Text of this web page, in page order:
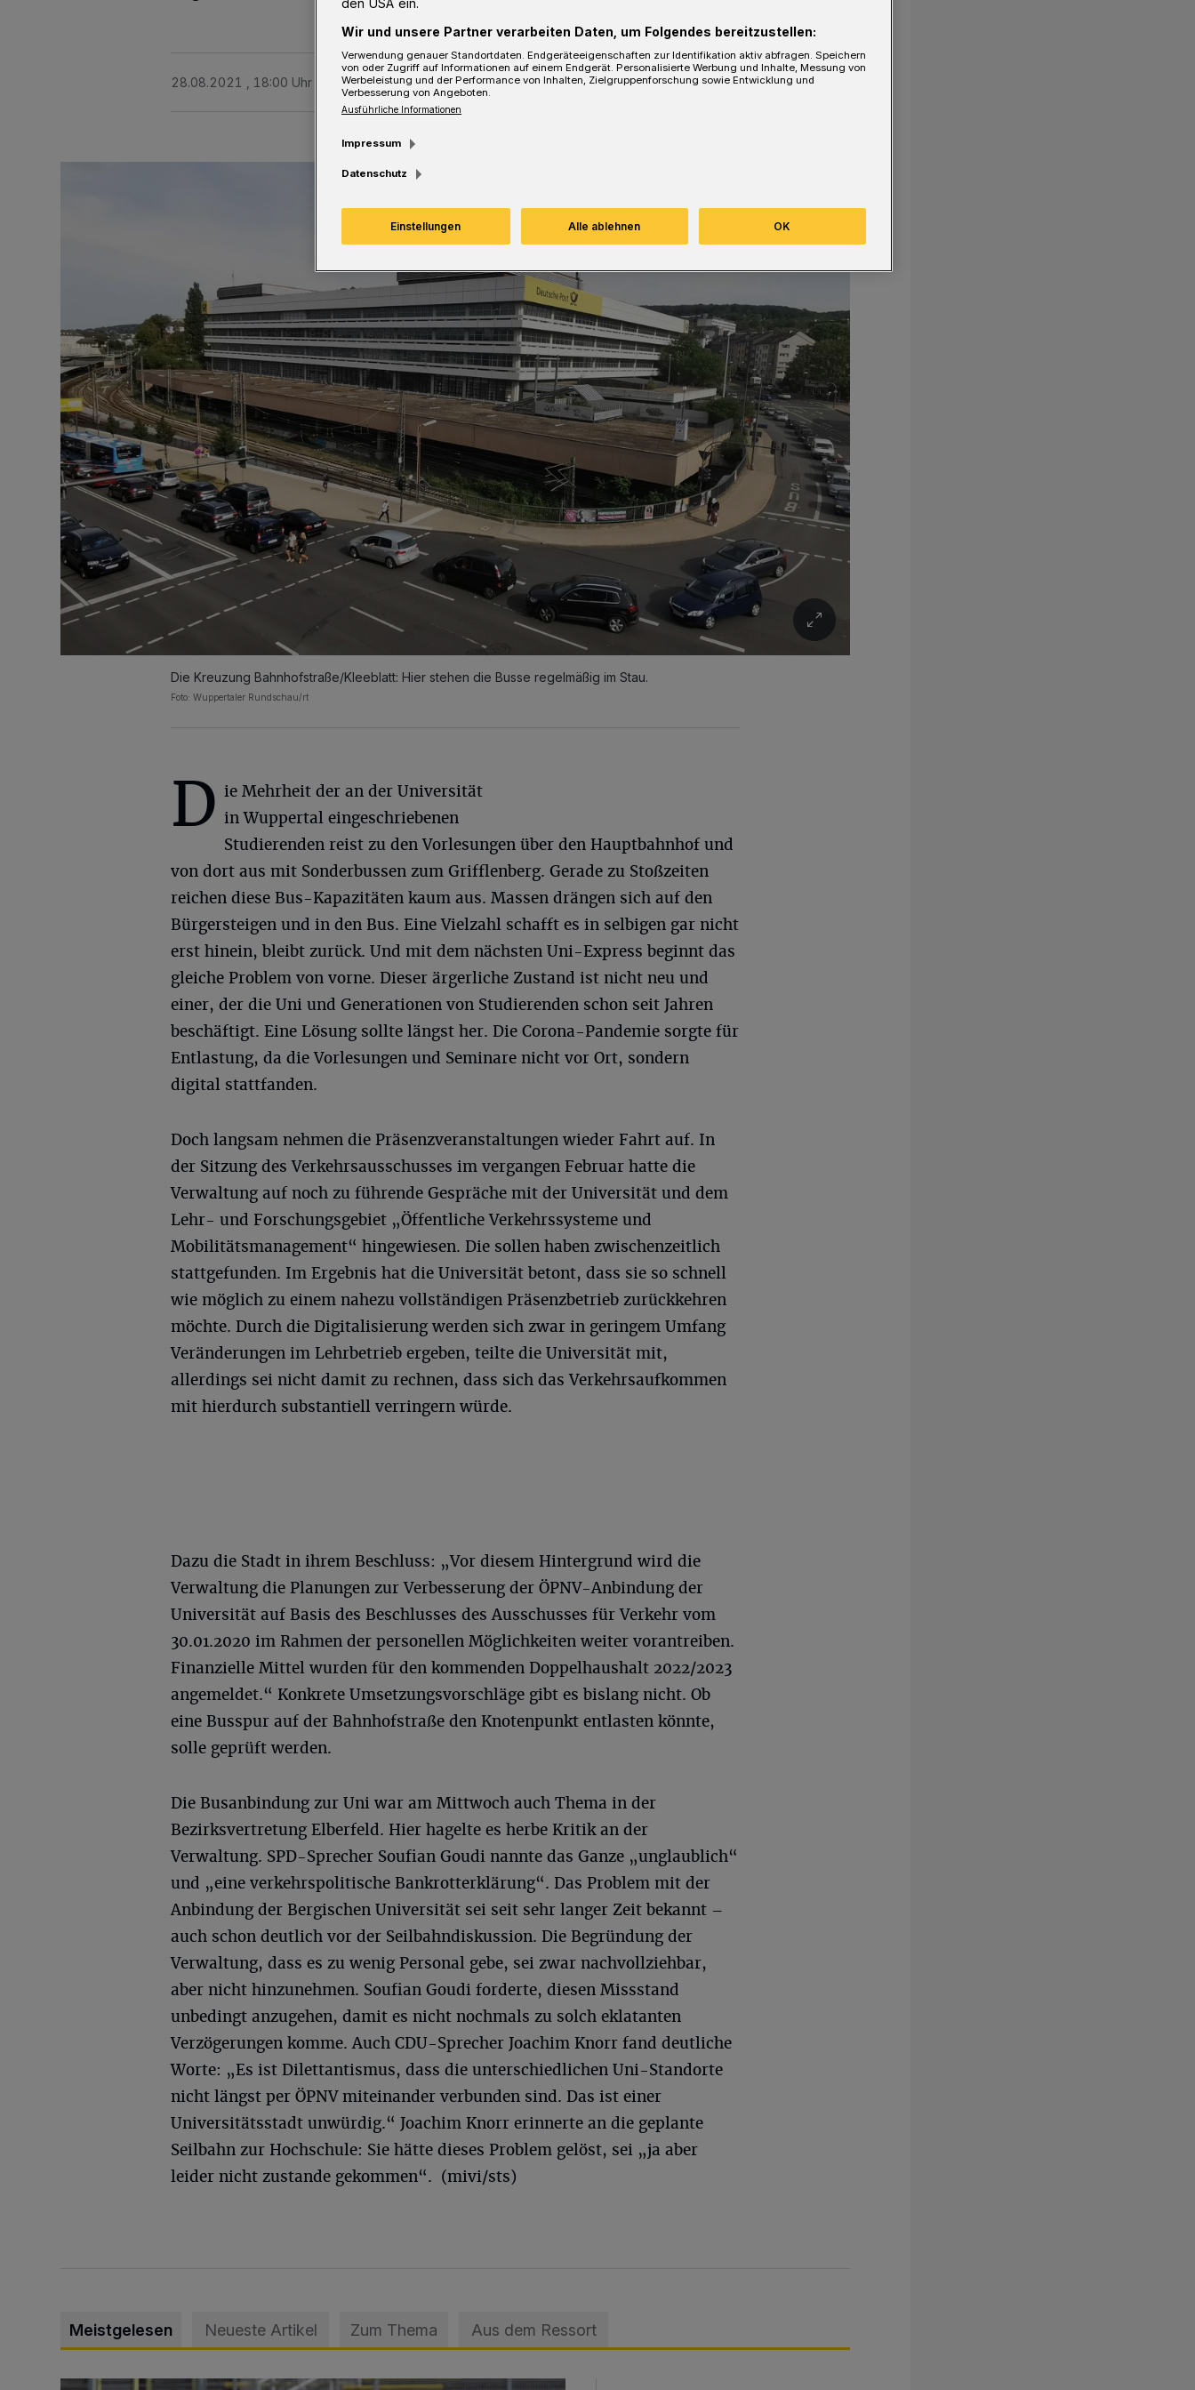
28.08.2021 , 18:00 Uhr 2 Minuten Lesezeit
Die Kreuzung Bahnhofstraße/Kleeblatt: Hier stehen die Busse regelmäßig im Stau.
Foto: Wuppertaler Rundschau/rt
D ie Mehrheit der an der Universität
in Wuppertal eingeschriebenen
Studierenden reist zu den Vorlesungen über den Hauptbahnhof und
von dort aus mit Sonderbussen zum Grifflenberg. Gerade zu Stoßzeiten
reichen diese Bus-Kapazitäten kaum aus. Massen drängen sich auf den
Bürgersteigen und in den Bus. Eine Vielzahl schafft es in selbigen gar nicht
erst hinein, bleibt zurück. Und mit dem nächsten Uni-Express beginnt das
gleiche Problem von vorne. Dieser ärgerliche Zustand ist nicht neu und
einer, der die Uni und Generationen von Studierenden schon seit Jahren
beschäftigt. Eine Lösung sollte längst her. Die Corona-Pandemie sorgte für
Entlastung, da die Vorlesungen und Seminare nicht vor Ort, sondern
digital stattfanden.
Doch langsam nehmen die Präsenzveranstaltungen wieder Fahrt auf. In
der Sitzung des Verkehrsausschusses im vergangen Februar hatte die
Verwaltung auf noch zu führende Gespräche mit der Universität und dem
Lehr- und Forschungsgebiet „Öffentliche Verkehrssysteme und
Mobilitätsmanagement“ hingewiesen. Die sollen haben zwischenzeitlich
stattgefunden. Im Ergebnis hat die Universität betont, dass sie so schnell
wie möglich zu einem nahezu vollständigen Präsenzbetrieb zurückkehren
möchte. Durch die Digitalisierung werden sich zwar in geringem Umfang
Veränderungen im Lehrbetrieb ergeben, teilte die Universität mit,
allerdings sei nicht damit zu rechnen, dass sich das Verkehrsaufkommen
mit hierdurch substantiell verringern würde.
Dazu die Stadt in ihrem Beschluss: „Vor diesem Hintergrund wird die
Verwaltung die Planungen zur Verbesserung der ÖPNV-Anbindung der
Universität auf Basis des Beschlusses des Ausschusses für Verkehr vom
30.01.2020 im Rahmen der personellen Möglichkeiten weiter vorantreiben.
Finanzielle Mittel wurden für den kommenden Doppelhaushalt 2022/2023
angemeldet.“ Konkrete Umsetzungsvorschläge gibt es bislang nicht. Ob
eine Busspur auf der Bahnhofstraße den Knotenpunkt entlasten könnte,
solle geprüft werden.
Die Busanbindung zur Uni war am Mittwoch auch Thema in der
Bezirksvertretung Elberfeld. Hier hagelte es herbe Kritik an der
Verwaltung. SPD-Sprecher Soufian Goudi nannte das Ganze „unglaublich“
und „eine verkehrspolitische Bankrotterklärung“. Das Problem mit der
Anbindung der Bergischen Universität sei seit sehr langer Zeit bekannt –
auch schon deutlich vor der Seilbahndiskussion. Die Begründung der
Verwaltung, dass es zu wenig Personal gebe, sei zwar nachvollziehbar,
aber nicht hinzunehmen. Soufian Goudi forderte, diesen Missstand
unbedingt anzugehen, damit es nicht nochmals zu solch eklatanten
Verzögerungen komme. Auch CDU-Sprecher Joachim Knorr fand deutliche
Worte: „Es ist Dilettantismus, dass die unterschiedlichen Uni-Standorte
nicht längst per ÖPNV miteinander verbunden sind. Das ist einer
Universitätsstadt unwürdig.“ Joachim Knorr erinnerte an die geplante
Seilbahn zur Hochschule: Sie hätte dieses Problem gelöst, sei „ja aber
leider nicht zustande gekommen“. (mivi/sts)
Meistgelesen Neueste Artikel Zum Thema Aus dem Ressort
den USA ein.
Wir und unsere Partner verarbeiten Daten, um Folgendes bereitzustellen:
Verwendung genauer Standortdaten. Endgeräteeigenschaften zur Identifikation aktiv abfragen. Speichern
von oder Zugriff auf Informationen auf einem Endgerät. Personalisierte Werbung und Inhalte, Messung von
Werbeleistung und der Performance von Inhalten, Zielgruppenforschung sowie Entwicklung und
Verbesserung von Angeboten.
Ausführliche Informationen
Impressum
Datenschutz
Einstellungen Alle ablehnen OK